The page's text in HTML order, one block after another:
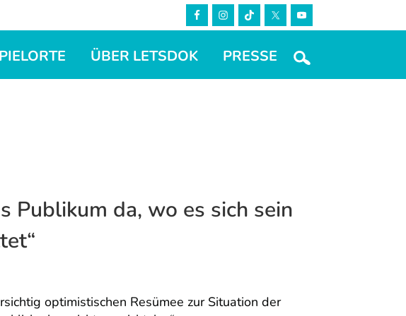
ÜBER LETSDOK PRESSE
Publikum da, wo es sich sein
optimistischen Resümee zur Situation der